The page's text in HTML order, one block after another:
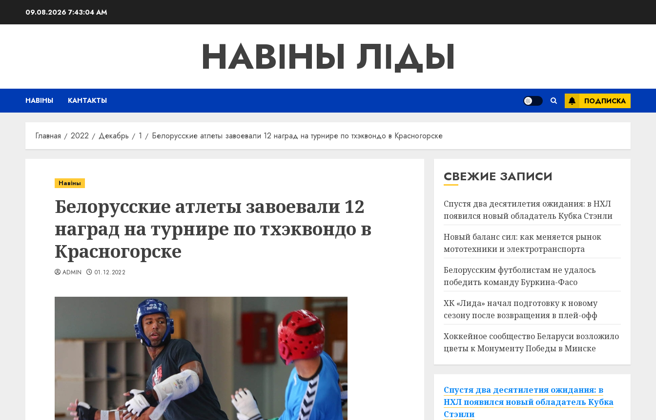
09.08.2026 7:43:05 AM
НАВІНЫ ЛІДЫ
НАВІНЫ КАНТАКТЫ ПОДПИСКА
Главная 2022 Декабрь 1 Белорусские атлеты завоевали 12 наград на турнире по тхэквондо в Красногорске
Навіны
Белорусские атлеты завоевали 12
наград на турнире по тхэквондо в
Красногорске
ADMIN 01.12.2022
СВЕЖИЕ ЗАПИСИ
Спустя два десятилетия ожидания: в НХЛ
появился новый обладатель Кубка Стэнли
Новый баланс сил: как меняется рынок
мототехники и электротранспорта
Белорусским футболистам не удалось
победить команду Буркина-Фасо
ХК «Лида» начал подготовку к новому
сезону после возвращения в плей-офф
Хоккейное сообщество Беларуси возложило
цветы к Монументу Победы в Минске
Спустя два десятилетия ожидания: в
НХЛ появился новый обладатель Кубка
Стэнли